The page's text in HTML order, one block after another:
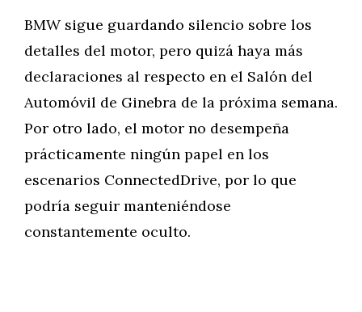
BMW sigue guardando silencio sobre los
detalles del motor, pero quizá haya más
declaraciones al respecto en el Salón del
Automóvil de Ginebra de la próxima semana.
Por otro lado, el motor no desempeña
prácticamente ningún papel en los
escenarios ConnectedDrive, por lo que
podría seguir manteniéndose
constantemente oculto.